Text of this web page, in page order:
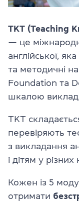
Залишити заявку
Мова сайту
(050) 580 11 00
(063) 580 11 00
(098) 580 11 00
м. Київ, метро
Дивитись на
TKT (Teaching
— це
англійської,
та методичні
Foundation та
шкалою
TKT
перевіряють
з викладання
і дітям у
Кожен із 5
отримати